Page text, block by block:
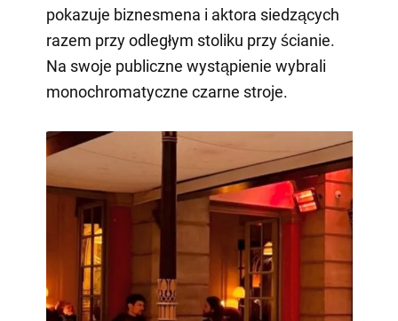
pokazuje biznesmena i aktora siedzących
razem przy odległym stoliku przy ścianie.
Na swoje publiczne wystąpienie wybrali
monochromatyczne czarne stroje.